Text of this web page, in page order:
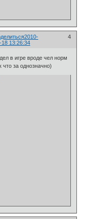
4
2010-
18 13:26:34
в игре вроде чел норм
что за однозначно)